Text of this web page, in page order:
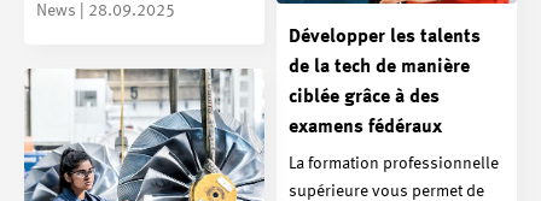
News | 28.09.2025
Développer les talents
de la tech de manière
ciblée grâce à des
examens fédéraux
La formation professionnelle
supérieure vous permet de